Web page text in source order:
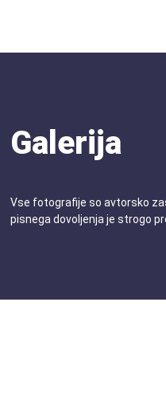
Galerija
Vse fotografije so avtorsko
pisnega dovoljenja je strogo